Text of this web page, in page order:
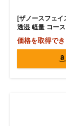
[ザノースフェイ
透湿 軽量 コー
価格を取得で